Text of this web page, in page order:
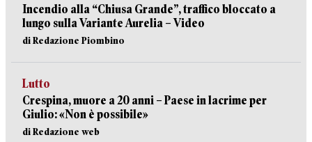
Incendio alla “Chiusa Grande”, traffico bloccato a
lungo sulla Variante Aurelia – Video
di Redazione Piombino
Lutto
Crespina, muore a 20 anni – Paese in lacrime per
Giulio: «Non è possibile»
di Redazione web